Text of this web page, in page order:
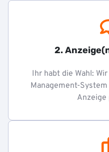
2.
Ihr habt die Wahl:
Management-
Anzeige